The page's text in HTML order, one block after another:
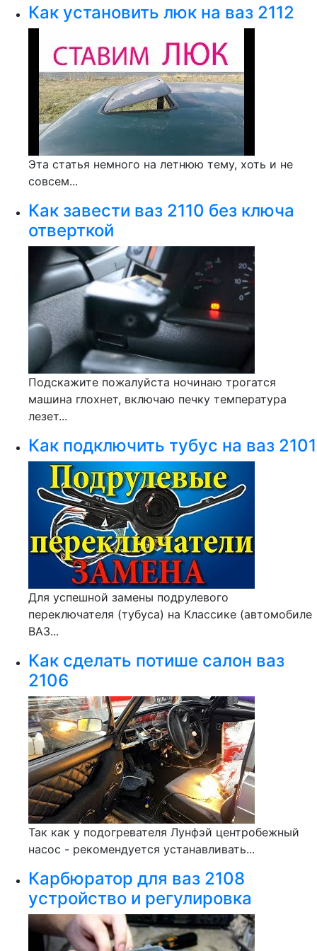
Как установить люк на ваз 2112
Эта статья немного на летнюю тему, хоть и не
совсем...
Как завести ваз 2110 без ключа
отверткой
Подскажите пожалуйста ночинаю трогатся
машина глохнет, включаю печку температура
лезет...
Как подключить тубус на ваз 2101
Для успешной замены подрулевого
переключателя (тубуса) на Классике (автомобиле
ВАЗ...
Как сделать потише салон ваз
2106
Так как у подогревателя Лунфэй центробежный
насос - рекомендуется устанавливать...
Карбюратор для ваз 2108
устройство и регулировка